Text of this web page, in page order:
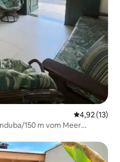
4,92 (13)
150 m vom Meer